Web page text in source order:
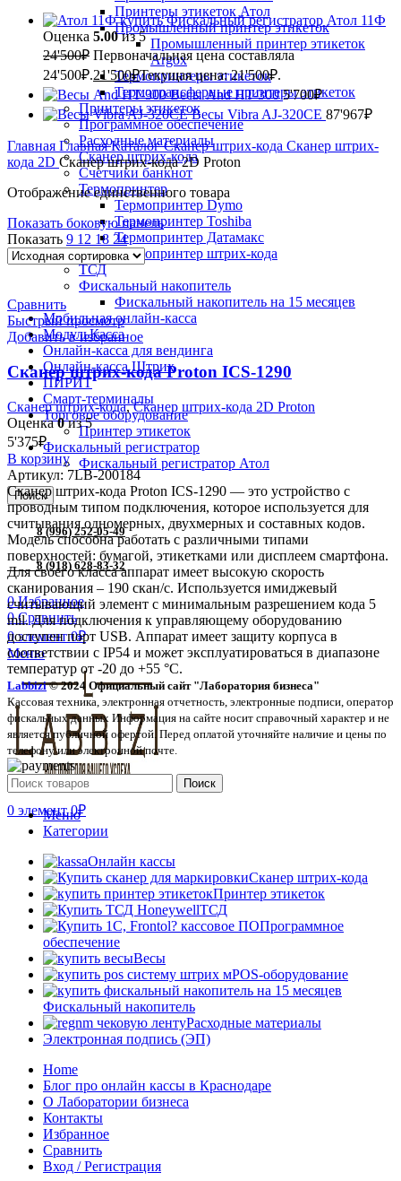
Принтеры этикеток Атол
Промышленный принтер этикеток
Промышленный принтер этикеток
Argox
Термопринтеры этикеток
Термотрансферные принтеры этикеток
Принтеры этикеток
Программное обеспечение
Расходные материалы
Сканер штрих-кода
Счетчики банкнот
Термопринтер
Термопринтер Dymo
Термопринтер Toshiba
Термопринтер Датамакс
Термопринтер штрих-кода
ТСД
Фискальный накопитель
Фискальный накопитель на 15 месяцев
Мобильная онлайн-касса
МодульКасса
Онлайн-касса для вендинга
Онлайн-касса Штрих
ПИРИТ
Смарт-терминалы
Торговое оборудование
Принтер этикеток
Фискальный регистратор
Фискальный регистратор Атол
Поиск
8 (996) 252-05-49
8 (918) 628-83-32
0Избранное
0 Сравнить
0элемент 0₽
Меню
0 элемент 0₽
Фискальный регистратор Атол 11Ф
Оценка 5.00из 5
24'500₽ Первоначальная цена составляла
24'500₽.21'500₽Текущая цена: 21'500₽.
Весы And HT-3005'700₽
Весы Vibra AJ-320CE 87'967₽
Главная ГлавнаяКаталогСканер штрих-кода Сканер штрих-
кода 2D Сканер штрих-кода 2D Proton
Отображение единственного товара
Показать боковую панель
Показать 9 12 18 24
Сравнить
Быстрый просмотр
Добавить в избранное
Сканер штрих-кода Proton ICS-1290
Сканер штрих-кода,Сканер штрих-кода 2D Proton
Оценка0из 5
5'375₽
В корзину
Артикул: 7LB-200184
Сканер штрих-кода Proton ICS-1290 — это устройство с
проводным типом подключения, которое используется для
считывания одномерных, двухмерных и составных кодов.
Модель способна работать с различными типами
поверхностей: бумагой, этикетками или дисплеем смартфона.
Для своего класса аппарат имеет высокую скорость
сканирования – 190 скан/с. Используется имиджевый
считывающий элемент с минимальным разрешением кода 5
mil. Для подключения к управляющему оборудованию
доступен порт USB. Аппарат имеет защиту корпуса в
соответствии с IP54 и может эксплуатироваться в диапазоне
температур от -20 до +55 °C.
Labbizi © 2024 Официальный сайт "Лаборатория бизнеса"
Кассовая техника, электронная отчетность, электронные подписи, оператор
фискальных данных Информация на сайте носит справочный характер и не
является публичной офертой. Перед оплатой уточняйте наличие и цены по
телефону или электронной почте.
Поиск
Меню
Категории
Онлайн кассы
Сканер штрих-кода
Принтер этикеток
ТСД
Программное
обеспечение
Весы
POS-оборудование
Фискальный накопитель
Расходные материалы
Электронная подпись (ЭП)
Home
Блог про онлайн кассы в Краснодаре
О Лаборатории бизнеса
Контакты
Избранное
Сравнить
Вход / Регистрация